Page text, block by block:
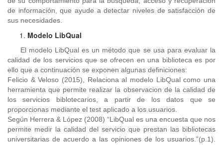
de información, que ayude a detectar niveles de satisfacción de
sus necesidades.
Modelo LibQual
El modelo LibQual es un método que se usa para evaluar la
calidad de los servicios que se ofrecen en una biblioteca es por
ello que a continuación se exponen algunas definiciones:
Felicio & Veloso (2015), Relaciona al modelo LibQual como una
herramienta que permite realizar la observacion de la calidad de
los servicios biblotecarios, a partir de los datos que se
proporcionas mediante el test aplicado a los usuarios.
Según Herrera & López (2008) “LibQual es una encuesta que nos
permite medir la calidad del servicio que prestan las bibliotecas
universitarias de acuerdo a las opiniones de los usuarios.”(p.1).